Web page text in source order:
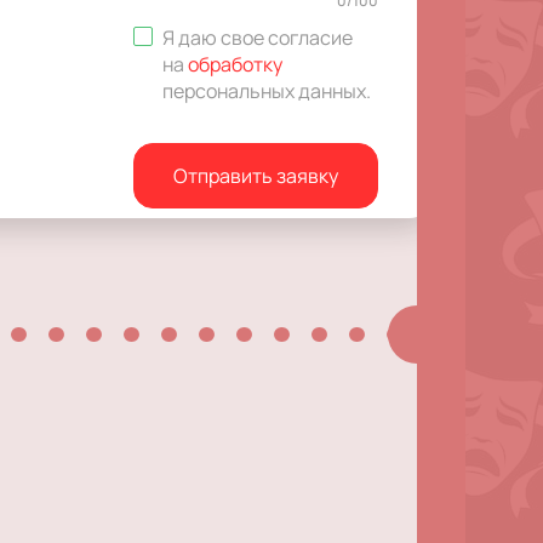
Я даю свое согласие
наобработку
персональных данных.
Отправить заявку